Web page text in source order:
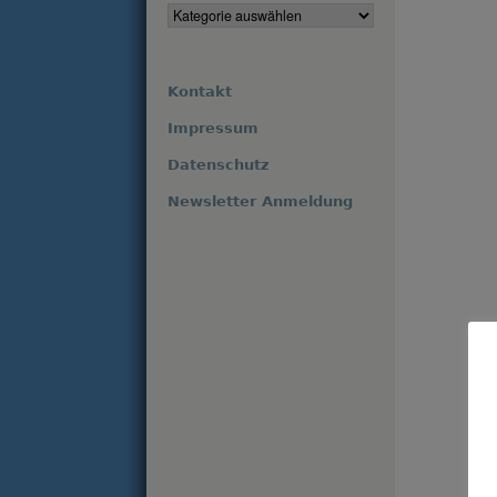
Kontakt
Impressum
Datenschutz
Newsletter Anmeldung